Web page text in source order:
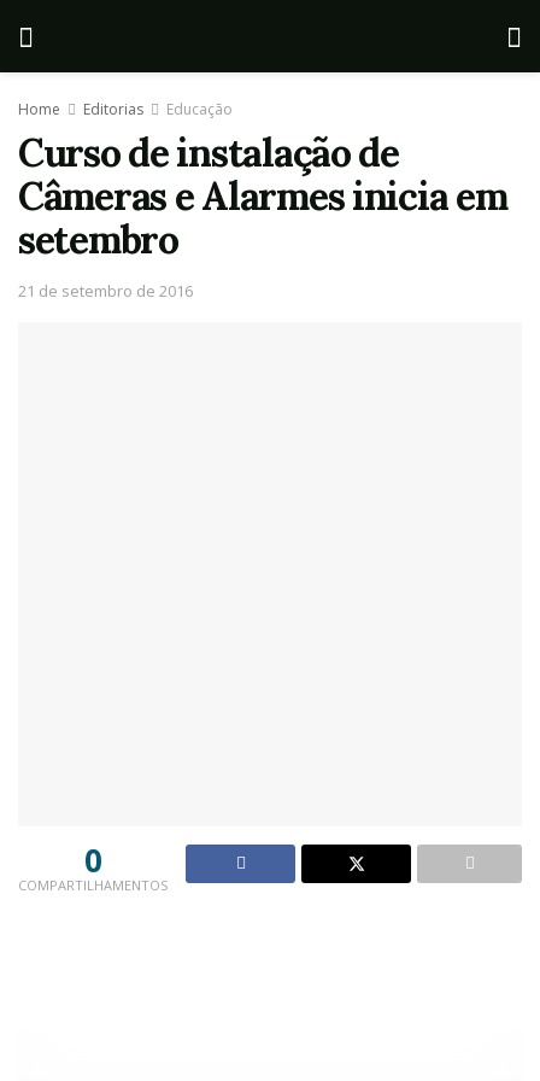
Home Editorias Educação
Curso de instalação de
Câmeras e Alarmes inicia em
setembro
21 de setembro de 2016
0
COMPARTILHAMENTOS